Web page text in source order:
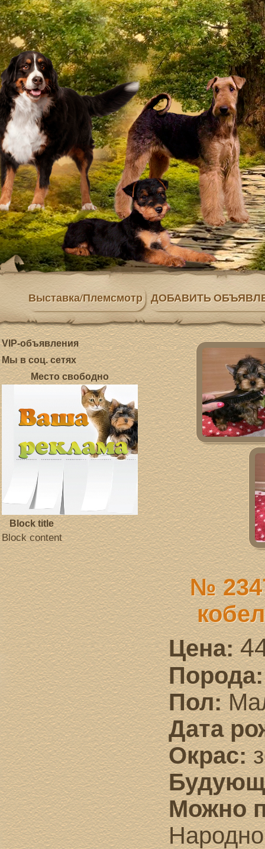
Выставка/Племсмотр ДОБАВИТЬ
VIP-объявления
Мы в соц. сетях
Место свободно
Block title
Block content
№
Цена:
Пол:
Дата
Окрас:
Можно